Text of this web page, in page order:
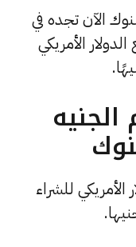
الآن تجده في
الأمريكي
للشراء